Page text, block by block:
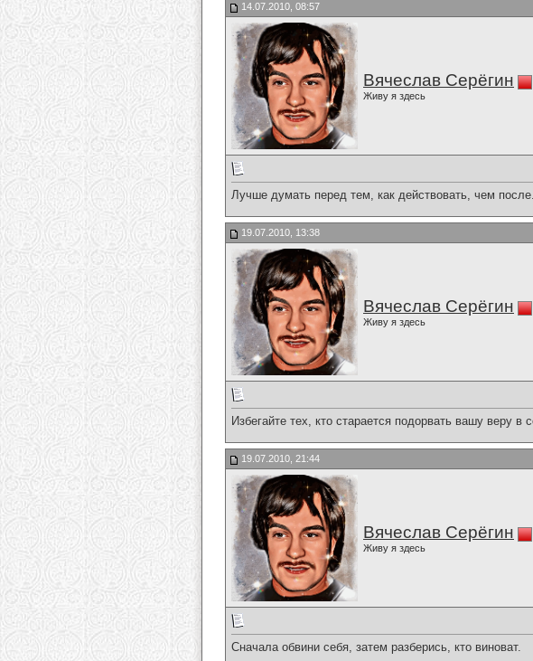
14.07.2010, 08:57
Вячеслав Серёгин
Живу я здесь
Лучше думать перед тем, как действовать, чем после.
19.07.2010, 13:38
Вячеслав Серёгин
Живу я здесь
Избегайте тех, кто старается подорвать вашу веру в
19.07.2010, 21:44
Вячеслав Серёгин
Живу я здесь
Сначала обвини себя, затем разберись, кто виноват.